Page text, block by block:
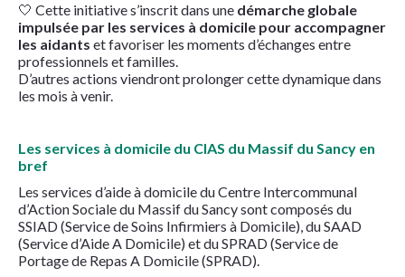
🤍 Cette initiative s’inscrit dans une démarche globale
impulsée par les services à domicile pour accompagner
les aidants et favoriser les moments d’échanges entre
professionnels et familles.
D’autres actions viendront prolonger cette dynamique dans
les mois à venir.
Les services à domicile du CIAS du Massif du Sancy en
bref
Les services d’aide à domicile du Centre Intercommunal
d’Action Sociale du Massif du Sancy sont composés du
SSIAD (Service de Soins Infirmiers à Domicile), du SAAD
(Service d’Aide A Domicile) et du SPRAD (Service de
Portage de Repas A Domicile (SPRAD).